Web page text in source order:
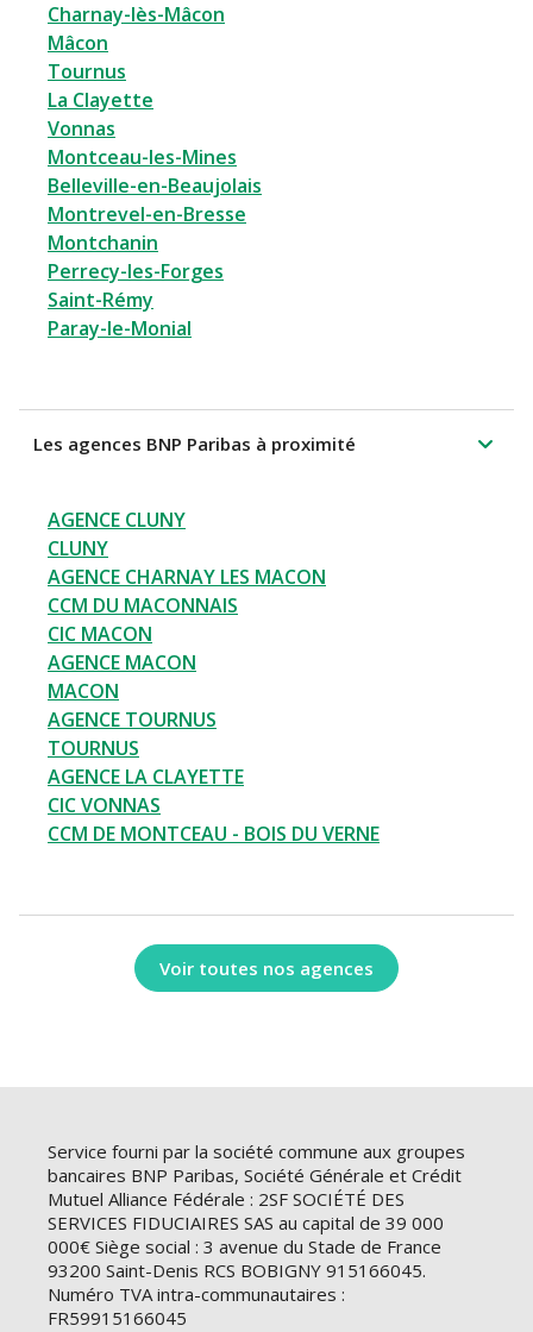
Charnay-lès-Mâcon
Mâcon
Tournus
La Clayette
Vonnas
Montceau-les-Mines
Belleville-en-Beaujolais
Montrevel-en-Bresse
Montchanin
Perrecy-les-Forges
Saint-Rémy
Paray-le-Monial
Les agences BNP Paribas à proximité
AGENCE CLUNY
CLUNY
AGENCE CHARNAY LES MACON
CCM DU MACONNAIS
CIC MACON
AGENCE MACON
MACON
AGENCE TOURNUS
TOURNUS
AGENCE LA CLAYETTE
CIC VONNAS
CCM DE MONTCEAU - BOIS DU VERNE
Voir toutes nos agences
Service fourni par la société commune aux groupes
bancaires BNP Paribas, Société Générale et Crédit
Mutuel Alliance Fédérale : 2SF SOCIÉTÉ DES
SERVICES FIDUCIAIRES SAS au capital de 39 000
000€ Siège social : 3 avenue du Stade de France
93200 Saint-Denis RCS BOBIGNY 915166045.
Numéro TVA intra-communautaires :
FR59915166045